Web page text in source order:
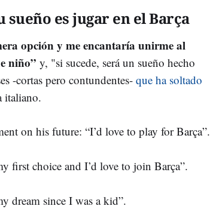
sueño es jugar en el Barça
opción y me encantaría unirme al
niño” y, "si sucede, será un sueño hecho
-cortas pero contundentes- que ha soltado
italiano.
on his future: “I’d love to play for Barça”.
first choice and I’d love to join Barça”.
dream since I was a kid”.